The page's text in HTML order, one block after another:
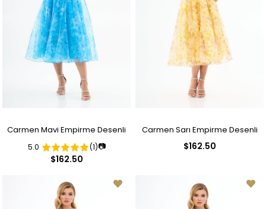
Carmen Mavi Empirme Desenli
Straplez Midi Abiye Elbise
5.0 (1)📷
$162.50
Carmen Sarı Empirme Desenli
$162.50